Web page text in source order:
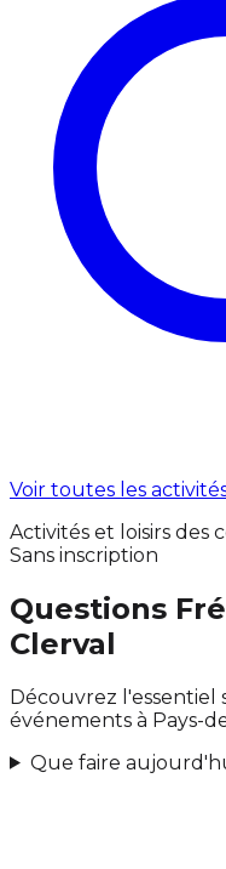
Voir toutes les
Activités et loisirs des
Sans inscription
Questions
Clerval
Découvrez l'essentiel
événements à Pays-
Que faire